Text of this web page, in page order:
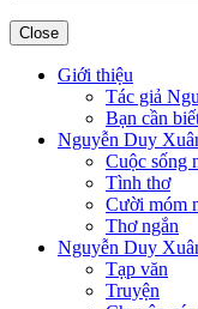
Close
Giới thiệu
Tác giả
Bạn cần
Nguyễn Duy
Cuộc sống
Tình thơ
Cười móm
Thơ ngắn
Nguyễn Duy
Tạp văn
Truyện